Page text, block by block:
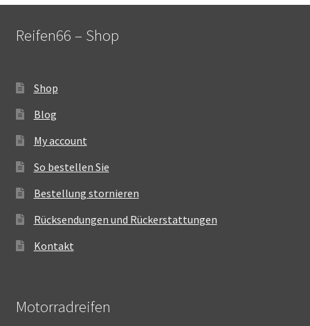
Reifen66 – Shop
Shop
Blog
My account
So bestellen Sie
Bestellung stornieren
Rücksendungen und Rückerstattungen
Kontakt
Motorradreifen